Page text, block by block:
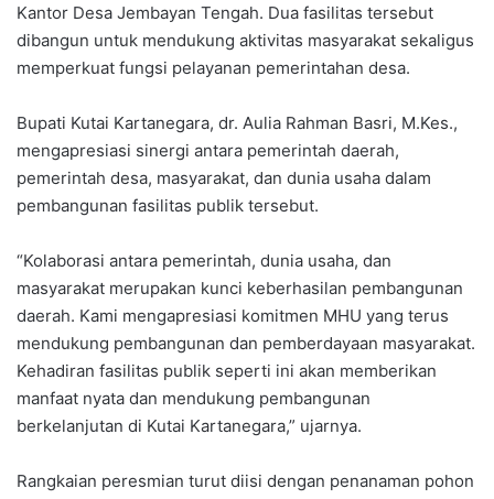
Kantor Desa Jembayan Tengah. Dua fasilitas tersebut
dibangun untuk mendukung aktivitas masyarakat sekaligus
memperkuat fungsi pelayanan pemerintahan desa.
Bupati Kutai Kartanegara, dr. Aulia Rahman Basri, M.Kes.,
mengapresiasi sinergi antara pemerintah daerah,
pemerintah desa, masyarakat, dan dunia usaha dalam
pembangunan fasilitas publik tersebut.
“Kolaborasi antara pemerintah, dunia usaha, dan
masyarakat merupakan kunci keberhasilan pembangunan
daerah. Kami mengapresiasi komitmen MHU yang terus
mendukung pembangunan dan pemberdayaan masyarakat.
Kehadiran fasilitas publik seperti ini akan memberikan
manfaat nyata dan mendukung pembangunan
berkelanjutan di Kutai Kartanegara,” ujarnya.
Rangkaian peresmian turut diisi dengan penanaman pohon